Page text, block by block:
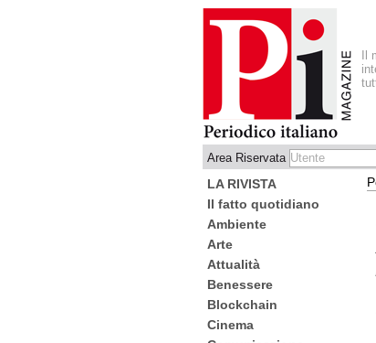
Area Riservata
LA RIVISTA
Il fatto quotidiano
Ambiente
Arte
Attualità
Benessere
Blockchain
Cinema